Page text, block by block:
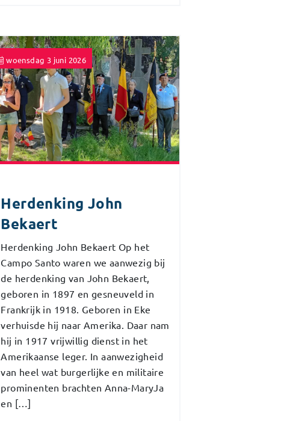
woensdag 3 juni 2026
Herdenking John
Bekaert
Herdenking John Bekaert Op het
Campo Santo waren we aanwezig bij
de herdenking van John Bekaert,
geboren in 1897 en gesneuveld in
Frankrijk in 1918. Geboren in Eke
verhuisde hij naar Amerika. Daar nam
hij in 1917 vrijwillig dienst in het
Amerikaanse leger. In aanwezigheid
van heel wat burgerlijke en militaire
prominenten brachten Anna-MaryJa
en […]